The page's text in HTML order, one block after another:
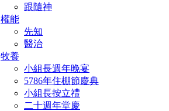
跟隨神
權能
先知
醫治
牧養
小組長週年晚宴
5786年住棚節慶典
小組長按立禮
二十週年堂慶